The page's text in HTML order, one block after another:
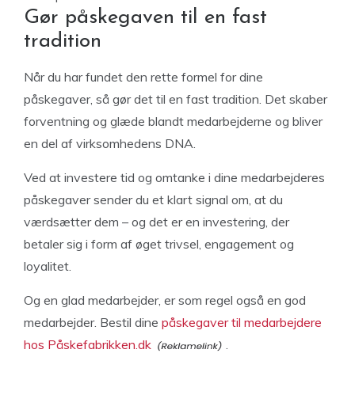
Gør påskegaven til en fast
tradition
Når du har fundet den rette formel for dine
påskegaver, så gør det til en fast tradition. Det skaber
forventning og glæde blandt medarbejderne og bliver
en del af virksomhedens DNA.
Ved at investere tid og omtanke i dine medarbejderes
påskegaver sender du et klart signal om, at du
værdsætter dem – og det er en investering, der
betaler sig i form af øget trivsel, engagement og
loyalitet.
Og en glad medarbejder, er som regel også en god
medarbejder. Bestil dine påskegaver til medarbejdere
hos Påskefabrikken.dk
.